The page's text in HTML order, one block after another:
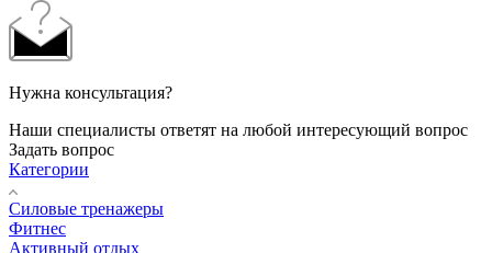
Нужна консультация?
Наши специалисты ответят на любой интересующий вопрос
Задать вопрос
Категории
Силовые тренажеры
Фитнес
Активный отдых